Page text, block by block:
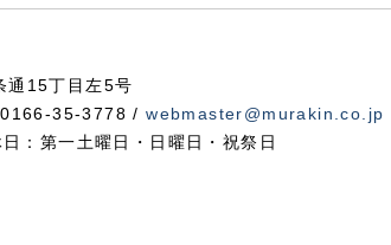
15丁目左5号
0166-35-3778 /webmaster@murakin.co.jp
：第一土曜日・日曜日・祝祭日